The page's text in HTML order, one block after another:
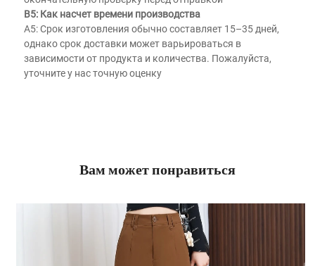
В5: Как насчет времени производства
A5: Срок изготовления обычно составляет 15–35 дней,
однако срок доставки может варьироваться в
зависимости от продукта и количества. Пожалуйста,
уточните у нас точную оценку
Вам может понравиться